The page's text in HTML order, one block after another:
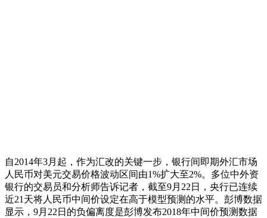
自2014年3月起，作为汇改的关键一步，银行间即期外汇市场
人民币对美元交易价格波动区间由1%扩大至2%。多位中外资
银行的交易员和分析师告诉记者，截至9月22日，央行已连续
近21天将人民币中间价设定在高于模型预测的水平。彭博数据
显示，9月22日的负偏离度是彭博发布2018年中间价预测数据